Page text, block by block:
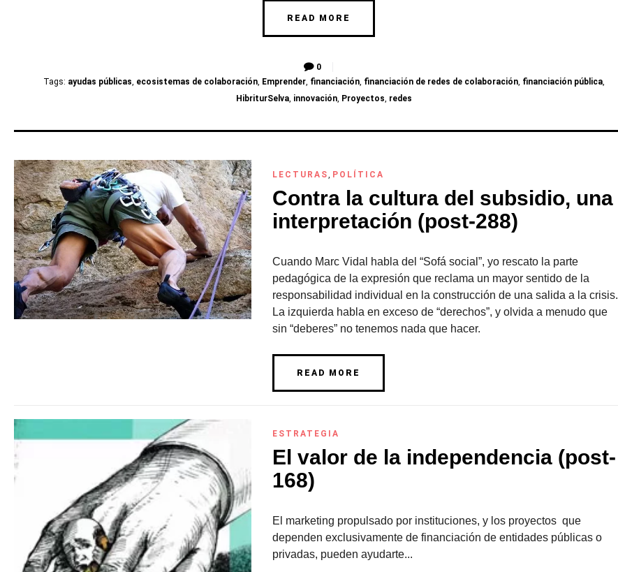
READ MORE
0
Tags: ayudas públicas ecosistemas de colaboración Emprender financiación financiación de redes de colaboración financiación pública
HibriturSelva innovación Proyectos redes
LECTURAS POLÍTICA
Contra la cultura del subsidio, una
interpretación (post-288)
Cuando Marc Vidal habla del “Sofá social”, yo rescato la parte
pedagógica de la expresión que reclama un mayor sentido de la
responsabilidad individual en la construcción de una salida a la crisis.
La izquierda habla en exceso de “derechos”, y olvida a menudo que
sin “deberes” no tenemos nada que hacer.
READ MORE
ESTRATEGIA
El valor de la independencia (post-
168)
El marketing propulsado por instituciones, y los proyectos que
dependen exclusivamente de financiación de entidades públicas o
privadas, pueden ayudarte...